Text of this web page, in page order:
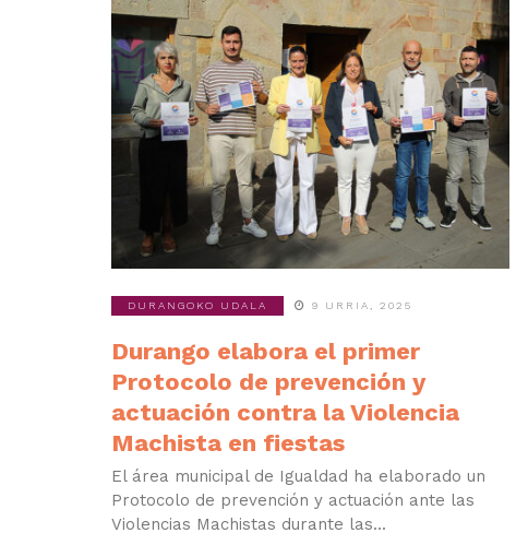
DURANGOKO UDALA 9 URRIA, 2025
Durango elabora el primer
Protocolo de prevención y
actuación contra la Violencia
Machista en fiestas
El área municipal de Igualdad ha elaborado un
Protocolo de prevención y actuación ante las
Violencias Machistas durante las...